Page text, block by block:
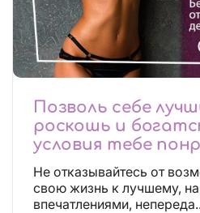
Позволь себе
роскошь и
условия тебе
Действительно
условия и
Не отказывайтесь от
свою жизнь к лучшему,
впечатлениями,